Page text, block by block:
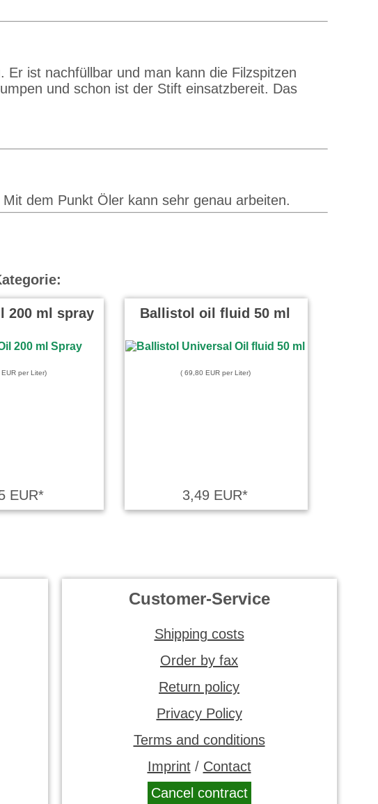
ist nachfüllbar und man kann die Filzspitzen
und schon ist der Stift einsatzbereit. Das
dem Punkt Öler kann sehr genau arbeiten.
200 ml spray
per Liter)
EUR*
Ballistol oil fluid 50 ml
( 69,80 EUR per Liter)
3,49 EUR*
Customer-Service
Shipping costs
Order by fax
Return policy
Privacy Policy
Terms and conditions
Imprint/ Contact
Cancel contract